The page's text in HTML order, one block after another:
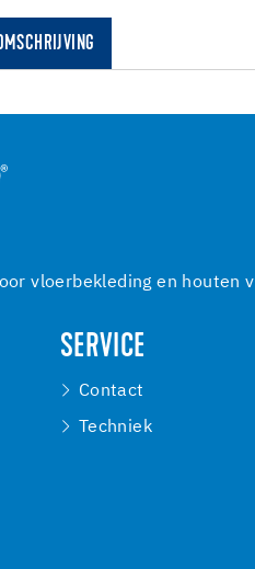
vloerbekleding en houten
SERVICE
Contact
Techniek